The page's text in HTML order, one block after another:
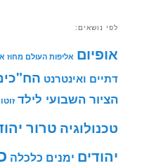
לפי נושאים:
אופיום אליפות העולם מחוז
דתיים ואינטרנט
הציור השבועי לילד
טכנולוגיה טרור
יהודים ימנים כלכלה